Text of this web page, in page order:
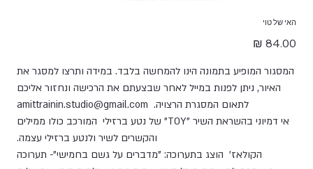
האי של טוי
מחיר
המסגור המופיע בתמונה הינו להמחשה בלבד. במידה ותרצו למסגר את
האיור, ניתן לפנות במייל לאחר שבצעתם את הרכישה ונחזור אליכם
לתאום המסגרת הרצויה. amittrainin.studio@gmail.com
אי דמיוני בהשראת השיר "TOY" של נטע ברזילי המורכב כולו ממילים
והקשרים לשיר ולנטע ברזילי עצמה.
הקולאז' הוצג בתערוכה: "מדברים על גשם בחמישי"- תערוכה